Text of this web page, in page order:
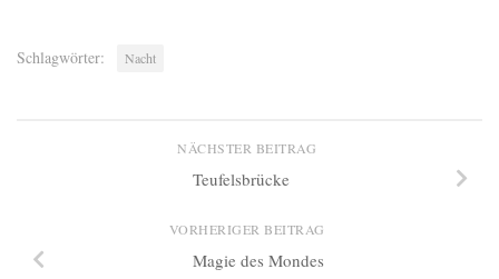
Schlagwörter: Nacht
NÄCHSTER BEITRAG
Teufelsbrücke
VORHERIGER BEITRAG
Magie des Mondes